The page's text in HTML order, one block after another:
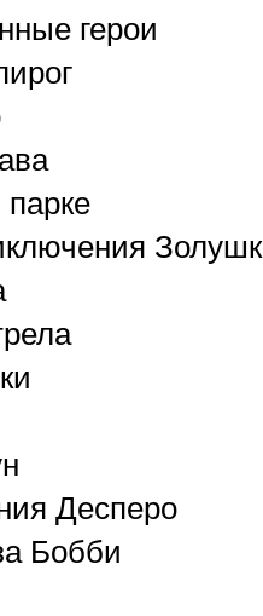
герои
Десперо
Бобби